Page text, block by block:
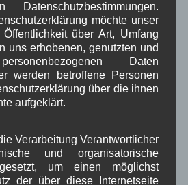
Umwelt ,Ochsenrennen
Tagespflege , Tourismus ,
, Verkehr ,
Video ,
Datenschutzbestimmungen.
möchte unser
über Art, Umfang
uns erhobenen, genutzten und
Daten
werden betroffene Personen
über die ihnen
aufgeklärt.
Verarbeitung Verantwortlicher
und organisatorische
um einen möglichst
der über diese Internetseite